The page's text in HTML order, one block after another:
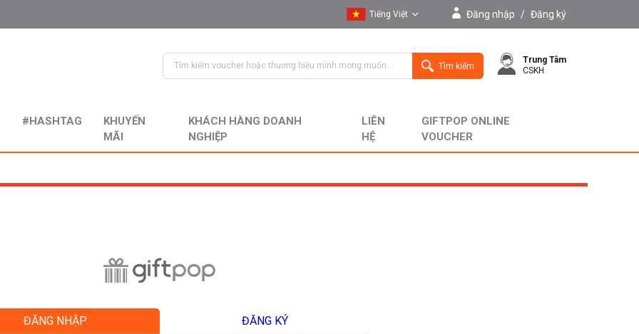
Tiếng Việt
English
Đăng nhập / Đăng ký
Tìm kiếm
Trung Tâm
CSKH
#HASHTAG
KHUYẾN
MÃI
KHÁCH HÀNG DOANH
NGHIỆP
LIÊN
HỆ
GIFTPOP ONLINE
VOUCHER
ĐĂNG NHẬP ĐĂNG KÝ